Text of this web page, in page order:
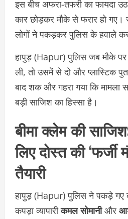
इस बीच अफरा-तफरी का फायदा
कार छोड़कर मौके से फरार हो गए।
लोगों ने पकड़कर पुलिस के हवाले कर
हापुड़ (Hapur) पुलिस जब मौके
ली, तो उसमें से दो और प्लास्टिक
बाद शक और गहरा गया कि मामला
बड़ी साजिश का हिस्सा है।
बीमा क्लेम की
लिए दोस्त की ‘फर्जी
तैयारी
हापुड़ (Hapur) पुलिस ने पकड़े गए
कपड़ा व्यापारीकमल सोमानीऔर